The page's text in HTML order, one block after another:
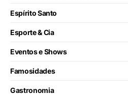
Espírito Santo
Esporte & Cia
Eventos e Shows
Famosidades
Gastronomia